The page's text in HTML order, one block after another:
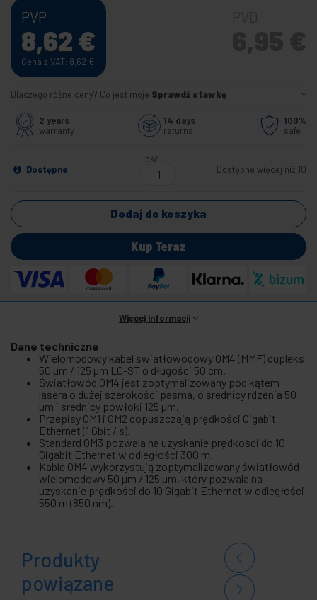
PVP
8,62 €
Cena z VAT: 8,62 €
Dlaczego różne ceny? Co jest moje Sprawdź stawkę
2 years
warranty
14 days
returns
100%
safe
Dostępne
Ilość
Dostępne więcej niż 10
Dodaj do koszyka
Kup Teraz
Więcej informacji
Dane techniczne
Wielomodowy kabel światłowodowy OM4 (MMF) dupleks
50 µm / 125 µm LC-ST o długości 50 cm.
Światłowód OM4 jest zoptymalizowany pod kątem
lasera o dużej szerokości pasma, o średnicy rdzenia 50
µm i średnicy powłoki 125 µm.
Przepisy OM1 i OM2 dopuszczają prędkości Gigabit
Ethernet (1 Gbit / s).
Standard OM3 pozwala na uzyskanie prędkości do 10
Gigabit Ethernet w odległości 300 m.
Kable OM4 wykorzystują zoptymalizowany światłowód
wielomodowy 50 µm / 125 µm, który pozwala na
uzyskanie prędkości do 10 Gigabit Ethernet w odległości
550 m (850 nm).
Produkty
powiązane